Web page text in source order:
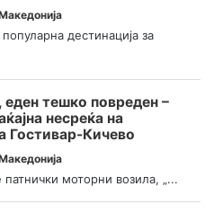
дестинација за
еден тешко повреден –
несреќа на
Гостивар-Кичево
патнички моторни возила, „...